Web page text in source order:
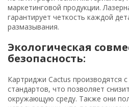
маркетинговой продукции.
гарантирует четкость каждой
размазывания.
Экологическая
безопасность:
Картриджи Cactus производятся
стандартов, что позволяет
окружающую среду. Также они